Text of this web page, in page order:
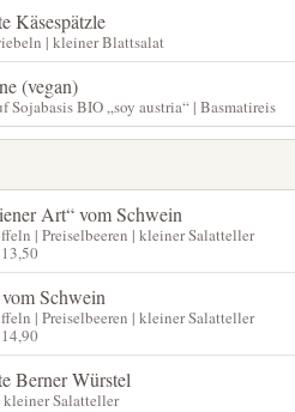
Käsespätzle
| kleiner Blattsalat
(vegan)
Sojabasis BIO „soy austria“ | Basmatireis
Art“ vom Schwein
| Preiselbeeren | kleiner Salatteller
Schwein
| Preiselbeeren | kleiner Salatteller
Berner Würstel
kleiner Salatteller